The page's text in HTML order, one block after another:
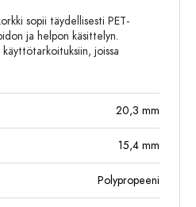
sopii täydellisesti PET-
ja helpon käsittelyn.
joissa
20,3 mm
15,4 mm
Polypropeeni